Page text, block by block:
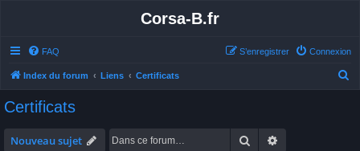
Corsa-B.fr
FAQ Connexion
S’enregistrer
Index du forum Liens Certificats
Certificats
Nouveau sujet Rechercher